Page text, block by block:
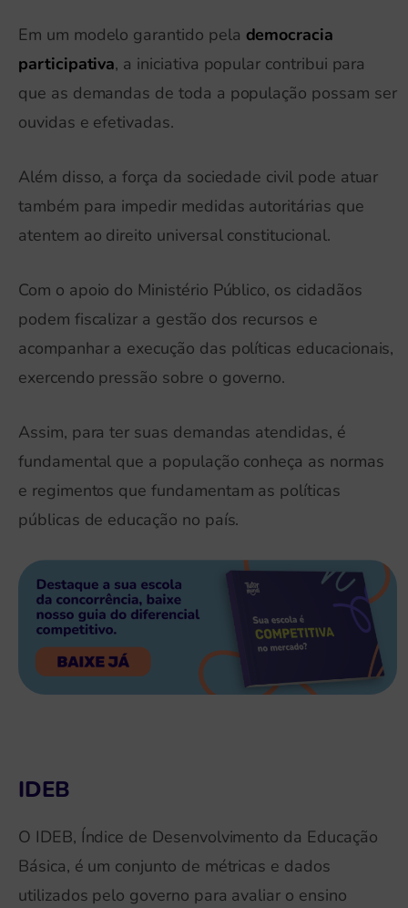
Em um modelo garantido pela democracia
participativa, a iniciativa popular contribui para
que as demandas de toda a população possam ser
ouvidas e efetivadas.
Além disso, a força da sociedade civil pode atuar
também para impedir medidas autoritárias que
atentem ao direito universal constitucional.
Com o apoio do Ministério Público, os cidadãos
podem fiscalizar a gestão dos recursos e
acompanhar a execução das políticas educacionais,
exercendo pressão sobre o governo.
Assim, para ter suas demandas atendidas, é
fundamental que a população conheça as normas
e regimentos que fundamentam as políticas
públicas de educação no país.
IDEB
O IDEB, Índice de Desenvolvimento da Educação
Básica, é um conjunto de métricas e dados
utilizados pelo governo para avaliar o ensino